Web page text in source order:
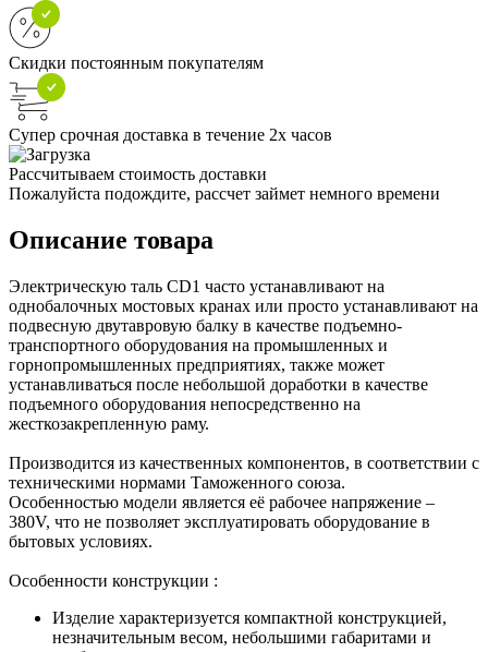
Скидки постоянным покупателям
Супер срочная доставка в течение 2х часов
Рассчитываем стоимость доставки
Пожалуйста подождите, рассчет займет немного времени
Описание товара
Электрическую таль CD1 часто устанавливают на
однобалочных мостовых кранах или просто устанавливают на
подвесную двутавровую балку в качестве подъемно-
транспортного оборудования на промышленных и
горнопромышленных предприятиях, также может
устанавливаться после небольшой доработки в качестве
подъемного оборудования непосредственно на
жесткозакрепленную раму.
Производится из качественных компонентов, в соответствии с
техническими нормами Таможенного союза.
Особенностью модели является её рабочее напряжение –
380V, что не позволяет эксплуатировать оборудование в
бытовых условиях.
Особенности конструкции :
Изделие характеризуется компактной конструкцией,
незначительным весом, небольшими габаритами и